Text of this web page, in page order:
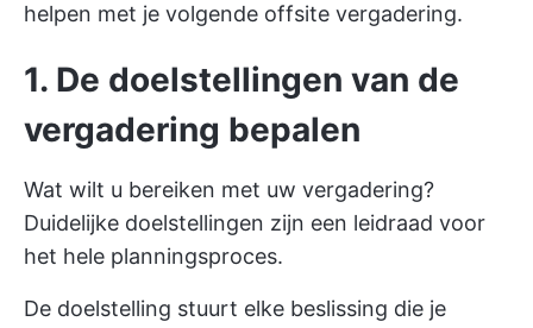
helpen met je volgende offsite vergadering.
1. De doelstellingen van de
vergadering bepalen
Wat wilt u bereiken met uw vergadering?
Duidelijke doelstellingen zijn een leidraad voor
het hele planningsproces.
De doelstelling stuurt elke beslissing die je